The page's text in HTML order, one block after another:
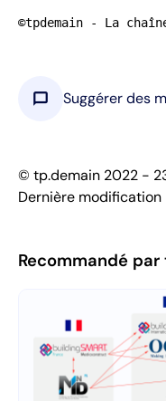
©tpdemain - La
chat_bubble Suggérer des
© tp.demain 2022 -
Dernière
Recommandé